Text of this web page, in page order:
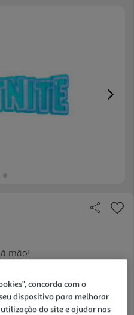
mão!
concorda com o
dispositivo para melhorar
do site e ajudar nas